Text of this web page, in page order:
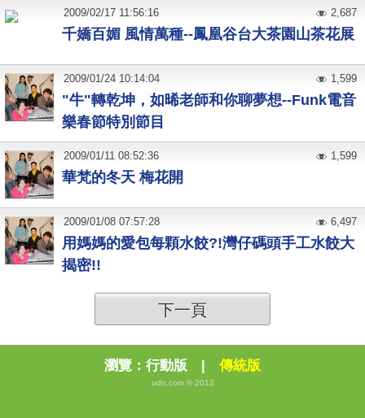
千嬌百媚 風情萬種--鳳凰谷台大茶園山茶花展
2009/02/17 11:56:16 2,687
"牛"轉乾坤，如晞老師和你聊夢想--Funk電音
樂春節特別節目
2009/01/24 10:14:04 1,599
華梵的冬天 梅花開
2009/01/11 08:52:36 1,599
用媽媽的愛包每顆水餃?!灣仔碼頭手工水餃大
揭密!!
2009/01/08 07:57:28 6,497
下一頁
瀏覽： 行動版 | 傳統版
udn.com © 2012